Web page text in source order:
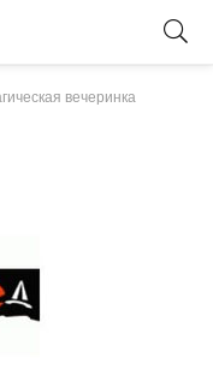
вечеринка